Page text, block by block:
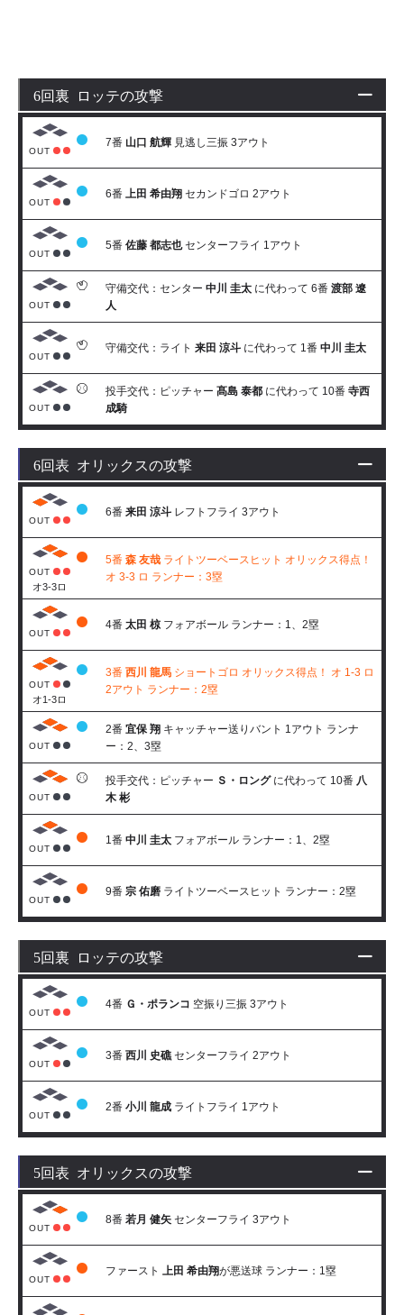
6回裏 ロッテの攻撃
OUT
7番 山口 航輝 見逃し三振 3アウト
OUT
6番 上田 希由翔 セカンドゴロ 2アウト
OUT
5番 佐藤 都志也センターフライ 1アウト
OUT
守備交代：センター 中川 圭太 に代わって 6番 渡部 遼
人
OUT
守備交代：ライト 来田 涼斗 に代わって 1番 中川 圭太
OUT
投手交代：ピッチャー 髙島 泰都 に代わって 10番 寺西
成騎
6回表 オリックスの攻撃
OUT
6番 来田 涼斗 レフトフライ 3アウト
OUT
オ3-3ロ
5番 森 友哉 ライトツーベースヒット オリックス得点！
オ 3-3 ロ ランナー：3塁
OUT
4番 太田 椋 フォアボール ランナー：1、2塁
OUT
オ1-3ロ
3番 西川 龍馬 ショートゴロ オリックス得点！ オ 1-3 ロ
2アウト ランナー：2塁
OUT
2番 宜保 翔 キャッチャー送りバント 1アウト ランナ
ー：2、3塁
OUT
投手交代：ピッチャー Ｓ・ロングに代わって 10番 八
木 彬
OUT
1番 中川 圭太 フォアボール ランナー：1、2塁
OUT
9番 宗 佑磨 ライトツーベースヒット ランナー：2塁
5回裏 ロッテの攻撃
OUT
4番 Ｇ・ポランコ 空振り三振 3アウト
OUT
3番 西川 史礁センターフライ 2アウト
OUT
2番 小川 龍成 ライトフライ 1アウト
5回表 オリックスの攻撃
OUT
8番 若月 健矢 センターフライ 3アウト
OUT
ファースト 上田 希由翔が悪送球 ランナー：1塁